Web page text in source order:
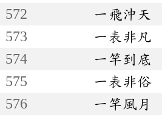
572
一飛沖天
573
一表非凡
574
一竿到底
575
一表非俗
576
一竿風月